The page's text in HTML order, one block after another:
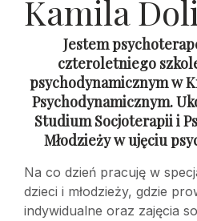
Kamila
Jestem
czteroletniego
psychodynamicznym w
Psychodynamicznym.
Studium Socjoterapii i
Młodzieży w ujęciu
Na co dzień pracuję w
dzieci i młodzieży, gdzie
indywidualne oraz zajęcia